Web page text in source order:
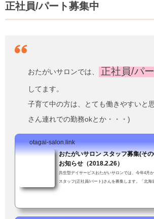
正社員/パート募集中
おたがいサロンでは、 正社員/パ
してます。
子育て中の方は、とても働きやすいと
さん連れでの勤務okとか・・・)
otagai-salon.link
おたがいサロン スタッフ募集(そ
お知らせ（2018.2.26）
共生型デイサービスおたがいサロンでは、今年4月
スタッフ(正社員/パート)さんを募集します。「北海
齢も問いません。ただし車の普通免許を持ってて送
子育て中の方も安心。お子さん連れて来ての勤務も